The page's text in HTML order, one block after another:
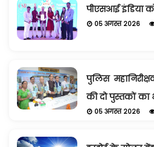
पीएसआई इंडिया
05 अगस्त 2026
पुलिस
की दो पुस्तकों का
05 अगस्त 2026